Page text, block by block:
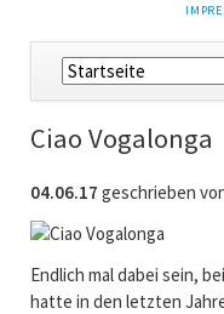
Navigation
überspringen
Ciao Vogalonga
04.06.17 geschrieben
Endlich mal dabei sein,
hatte in den letzten